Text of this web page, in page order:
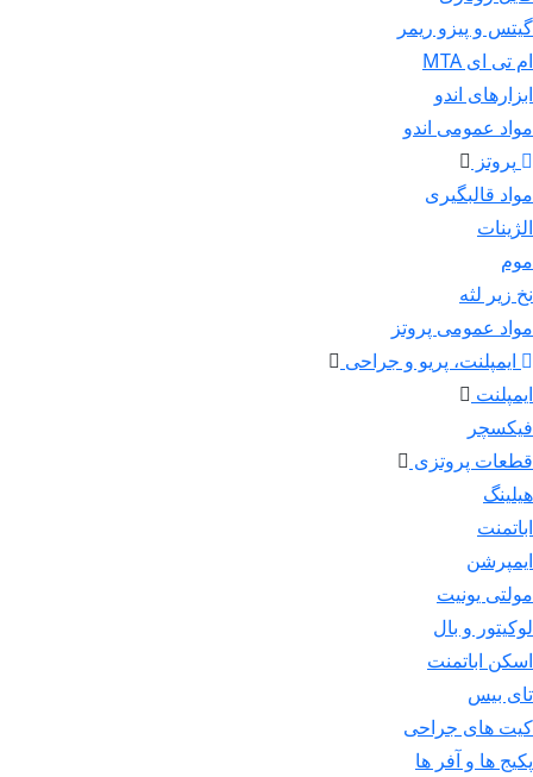
گیتس و پیزو ریمر
ام تی ای MTA
ابزارهای اندو
مواد عمومی اندو
پروتز
مواد قالبگیری
الژینات
موم
نخ زیر لثه
مواد عمومی پروتز
ایمپلنت، پریو و جراحی
ایمپلنت
فیکسچر
قطعات پروتزی
هیلینگ
اباتمنت
ایمپرشن
مولتی یونیت
لوکیتور و بال
اسکن اباتمنت
تای بیس
کیت های جراحی
پکیج ها و آفر ها